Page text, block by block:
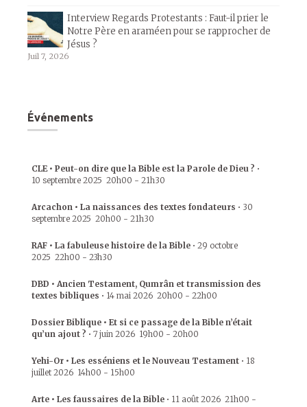
Interview Regards Protestants : Faut-il prier le
Notre Père en araméen pour se rapprocher de
Jésus ?
Juil 7, 2026
Événements
CLE • Peut-on dire que la Bible est la Parole de Dieu ? •
10 septembre 2025 20h00 - 21h30
Arcachon • La naissances des textes fondateurs • 30
septembre 2025 20h00 - 21h30
RAF • La fabuleuse histoire de la Bible • 29 octobre
2025 22h00 - 23h30
DBD • Ancien Testament, Qumrân et transmission des
textes bibliques • 14 mai 2026 20h00 - 22h00
Dossier Biblique • Et si ce passage de la Bible n’était
qu’un ajout ? • 7 juin 2026 19h00 - 20h00
Yehi-Or • Les esséniens et le Nouveau Testament • 18
juillet 2026 14h00 - 15h00
Arte • Les faussaires de la Bible • 11 août 2026 21h00 -